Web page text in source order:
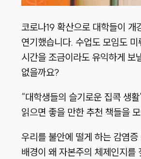
코로나19 확산으로 대학들이 개
연기했습니다. 수업도 모임도 미
시간을 조금이라도 유익하게 보
없을까요?
“대학생들의 슬기로운 집콕 생
읽으면 좋을 만한 추천 책들을
우리를 불안에 떨게 하는 감염
배경이 왜 자본주의 체제인지를